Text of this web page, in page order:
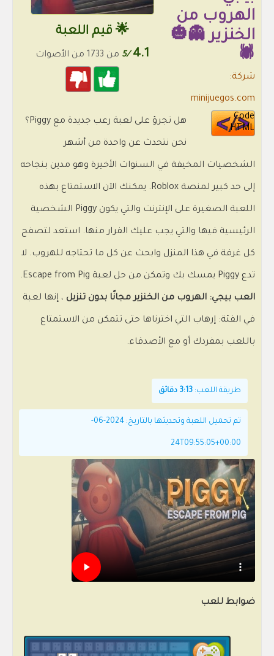
🌟 قيم اللعبة
4.1
/5 من 1733 من الأصوات
الهروب من
الخنزير 👻🎃
🕷️
شركة:
minijuegos.com
Code
HTML
هل تجرؤ على لعبة رعب جديدة مع Piggy؟
نحن نتحدث عن واحدة من أشهر
الشخصيات المخيفة في السنوات الأخيرة وهو مدين بنجاحه
إلى حد كبير لمنصة Roblox. يمكنك الآن الاستمتاع بهذه
اللعبة الصغيرة على الإنترنت والتي يكون Piggy الشخصية
الرئيسية فيها والتي يجب عليك الفرار منها. استعد لتصفح
كل غرفة في هذا المنزل وابحث عن كل ما تحتاجه للهروب. لا
تدع Piggy يمسك بك وتمكن من حل لعبة Escape from Pig.
العب بيجي: الهروب من الخنزير مجانًا بدون تنزيل ، إنها لعبة
في الفئة: إرهاب التي اخترناها حتى تتمكن من الاستمتاع
باللعب بمفردك أو مع الأصدقاء.
طريقة اللعب: 3:13 دقائق
تم تحميل اللعبة وتحديثها بالتاريخ: 2024-06-
24T09:55:05+00:00
ضوابط للعب